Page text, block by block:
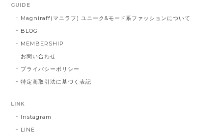
GUIDE
Magniraff(マニラフ) ユニーク&モード系ファッションについて
BLOG
MEMBERSHIP
お問い合わせ
プライバシーポリシー
特定商取引法に基づく表記
LINK
Instagram
LINE